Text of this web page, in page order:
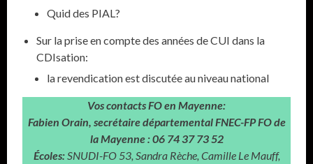
Quid des PIAL?
Sur la prise en compte des années de CUI dans la
CDIsation:
la revendication est discutée au niveau national
Vos contacts FO en Mayenne:
Fabien Orain, secrétaire départemental FNEC-FP FO de
la Mayenne :06 74 37 73 52
Écoles:SNUDI-FO 53, Sandra Rèche, Camille Le Mauff,